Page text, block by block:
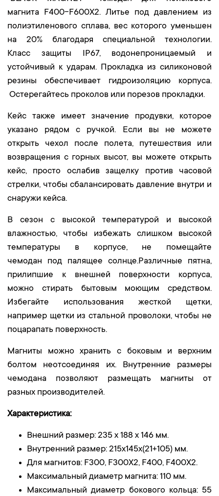
магнита F400-F600X2. Литье под давлением из
полиэтиленового сплава, вес которого уменьшен
на 20% благодаря специальной технологии.
Класс защиты IP67, водонепроницаемый и
устойчивый к ударам. Прокладка из силиконовой
резины обеспечивает гидроизоляцию корпуса.
Остерегайтесь проколов или порезов прокладки.
Кейс также имеет значение продувки, которое
указано рядом с ручкой. Если вы не можете
открыть чехол после полета, путешествия или
возвращения с горных высот, вы можете открыть
кейс, просто ослабив защелку против часовой
стрелки, чтобы сбалансировать давление внутри и
снаружи кейса.
В сезон с высокой температурой и высокой
влажностью, чтобы избежать слишком высокой
температуры в корпусе, не помещайте
чемодан под палящее солнце.Различные пятна,
прилипшие к внешней поверхности корпуса,
можно стирать бытовым моющим средством.
Избегайте использования жесткой щетки,
например щетки из стальной проволоки, чтобы не
поцарапать поверхность.
Магниты можно хранить с боковым и верхним
болтом неотсоединяя их. Внутренние размеры
чемодана позволяют размещать магниты от
разных производителей.
Характеристика:
Внешний размер: 235 x 188 x 146 мм.
Внутренний размер: 215x145x(21+105) мм.
Для магнитов: F300, F300X2, F400, F400X2.
Максимальный диаметр магнита: 110 мм.
Максимальный диаметр бокового кольца: 55